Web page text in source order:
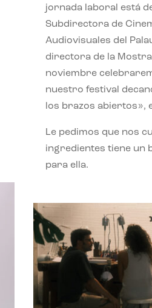
jornada laboral está
Subdirectora de
Audiovisuales del
directora de la Mostra
noviembre
nuestro festival
los brazos abiertos»,
Le pedimos que nos
ingredientes tiene un
para ella.